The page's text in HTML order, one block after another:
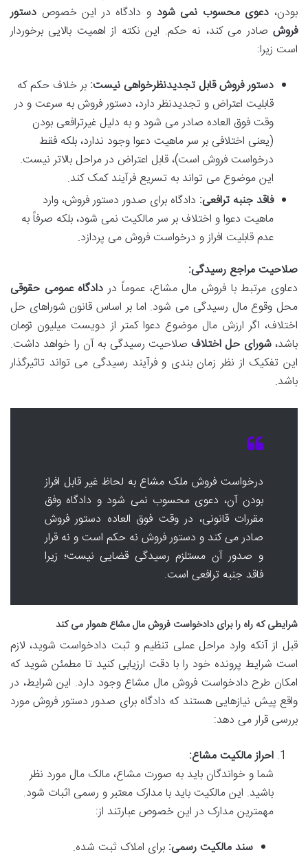
بودن، دعوی محسوب نمی شود و دادگاه در این خصوص دستور
فروش صادر می کند، نه حکم. این نکته از اهمیت بالایی برخوردار
است زیرا:
دستور فروش قابل تجدیدنظرخواهی نیست: بر خلاف حکم که
قابلیت اعتراض و تجدیدنظر دارد، دستور فروش به سرعت و در
وقت فوق العاده صادر می شود و به دلیل غیرترافعی بودن
(یعنی اختلافی بر سر ماهیت دعوا وجود ندارد، بلکه فقط
درخواست فروش است)، قابل اعتراض در مراحل بالاتر نیست.
این موضوع می تواند به تسریع فرآیند کمک کند.
فاقد جنبه ترافعی: دادگاه برای صدور دستور فروش، وارد
ماهیت دعوا و اختلاف بر سر مالکیت نمی شود، بلکه صرفاً به
عدم قابلیت افراز و درخواست فروش می پردازد.
صلاحیت مراجع رسیدگی:
دعاوی مرتبط با فروش مال مشاع، عموماً در دادگاه عمومی حقوقی
محل وقوع مال رسیدگی می شود. اما بر اساس قانون شوراهای حل
اختلاف، اگر ارزش مال موضوع دعوا کمتر از دویست میلیون تومان
باشد،شورای حل اختلاف صلاحیت رسیدگی به آن را خواهد داشت.
این تفکیک از نظر زمان بندی و فرآیند رسیدگی می تواند تاثیرگذار
باشد.
درخواست فروش ملک مشاع به لحاظ غیر قابل افراز
بودن آن، دعوی محسوب نمی شود و دادگاه وفق
مقررات قانونی، در وقت فوق العاده دستور فروش
صادر می کند و دستور فروش نه حکم است و نه قرار
و صدور آن مستلزم رسیدگی قضایی نیست؛ زیرا
فاقد جنبه ترافعی است.
شرایطی که راه را برای دادخواست فروش مال مشاع هموار می کند
قبل از آنکه وارد مراحل عملی تنظیم و ثبت دادخواست شوید، لازم
است شرایط پرونده خود را با دقت ارزیابی کنید تا مطمئن شوید که
امکان طرح دادخواست فروش مال مشاع وجود دارد. این شرایط، در
واقع پیش نیازهایی هستند که دادگاه برای صدور دستور فروش مورد
بررسی قرار می دهد:
احراز مالکیت مشاع:
شما و خواندگان باید به صورت مشاع، مالک مال مورد نظر
باشید. این مالکیت باید با مدارک معتبر و رسمی اثبات شود.
مهمترین مدارک در این خصوص عبارتند از:
سند مالکیت رسمی: برای املاک ثبت شده.